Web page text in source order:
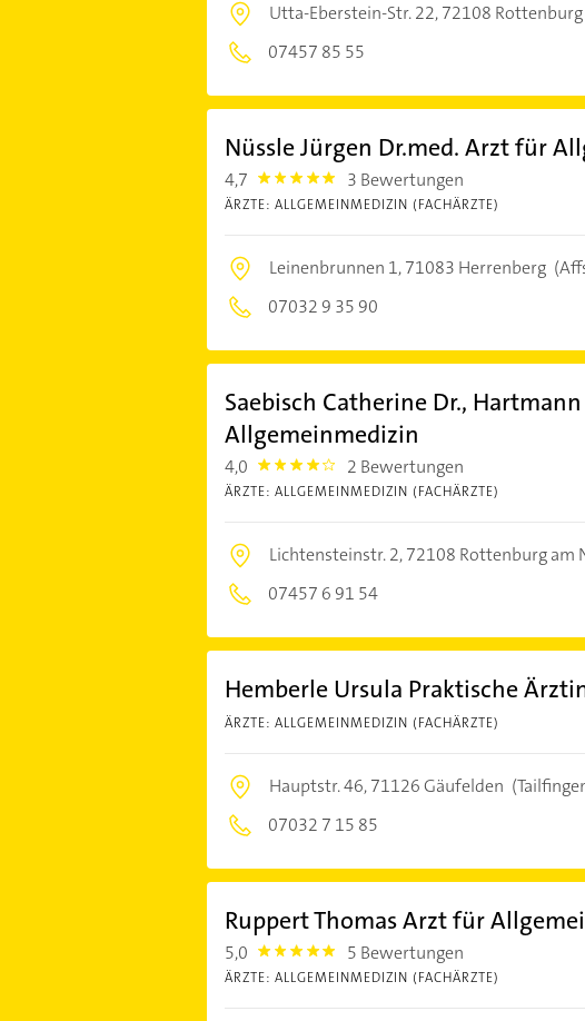
Utta-Eberstein-Str. 22,72108
07457 85 55
Nüssle Jürgen Dr.med. Arzt für
4,7 4.7000003 3 Bewertungen
ÄRZTE: ALLGEMEINMEDIZIN (FACHÄRZTE)
Leinenbrunnen 1,71083 Herrenberg
07032 9 35 90
Saebisch Catherine Dr.,
Allgemeinmedizin
4,0 4.0 2 Bewertungen
ÄRZTE: ALLGEMEINMEDIZIN (FACHÄRZTE)
Lichtensteinstr. 2,72108 Rottenburg am
07457 6 91 54
Hemberle Ursula Praktische
ÄRZTE: ALLGEMEINMEDIZIN (FACHÄRZTE)
Hauptstr. 46,71126 Gäufelden
07032 7 15 85
Ruppert Thomas Arzt für
5,0 5.0 5 Bewertungen
ÄRZTE: ALLGEMEINMEDIZIN (FACHÄRZTE)